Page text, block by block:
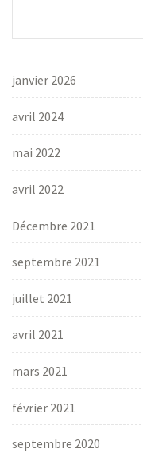
janvier 2026
avril 2024
mai 2022
avril 2022
Décembre 2021
septembre 2021
juillet 2021
avril 2021
mars 2021
février 2021
septembre 2020